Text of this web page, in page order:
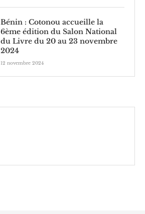
Bénin : Cotonou accueille la
6ème édition du Salon National
du Livre du 20 au 23 novembre
2024
12 novembre 2024